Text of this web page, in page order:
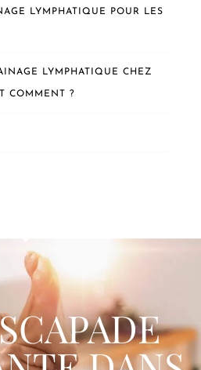
LYMPHATIQUE POUR LES
LYMPHATIQUE CHEZ
COMMENT ?